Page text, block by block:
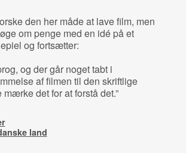
den her måde at lave film, men
om penge med en idé på et
og fortsætter:
og der går noget tabt i
af filmen til den skriftlige
det for at forstå det.”
land